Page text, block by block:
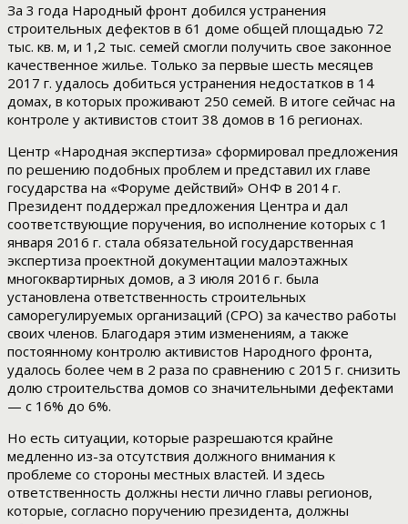
За 3 года Народный фронт добился устранения
строительных дефектов в 61 доме общей площадью 72
тыс. кв. м, и 1,2 тыс. семей смогли получить свое законное
качественное жилье. Только за первые шесть месяцев
2017 г. удалось добиться устранения недостатков в 14
домах, в которых проживают 250 семей. В итоге сейчас на
контроле у активистов стоит 38 домов в 16 регионах.
Центр «Народная экспертиза» сформировал предложения
по решению подобных проблем и представил их главе
государства на «Форуме действий» ОНФ в 2014 г.
Президент поддержал предложения Центра и дал
соответствующие поручения, во исполнение которых с 1
января 2016 г. стала обязательной государственная
экспертиза проектной документации малоэтажных
многоквартирных домов, а 3 июля 2016 г. была
установлена ответственность строительных
саморегулируемых организаций (СРО) за качество работы
своих членов. Благодаря этим изменениям, а также
постоянному контролю активистов Народного фронта,
удалось более чем в 2 раза по сравнению с 2015 г. снизить
долю строительства домов со значительными дефектами
— с 16% до 6%.
Но есть ситуации, которые разрешаются крайне
медленно из-за отсутствия должного внимания к
проблеме со стороны местных властей. И здесь
ответственность должны нести лично главы регионов,
которые, согласно поручению президента, должны